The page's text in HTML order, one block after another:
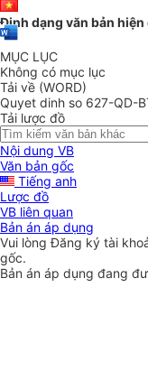
Định dạng văn bản hiện
MỤC LỤC
Không có mục lục
Tải về (WORD)
Quyet dinh so 627-QD-
Tải lược đồ
Nội dung VB
Văn bản gốc
Tiếng anh
Lược đồ
VB liên quan
Bản án áp dụng
Vui lòngĐăng ký tài
gốc.
Bản án áp dụng đang